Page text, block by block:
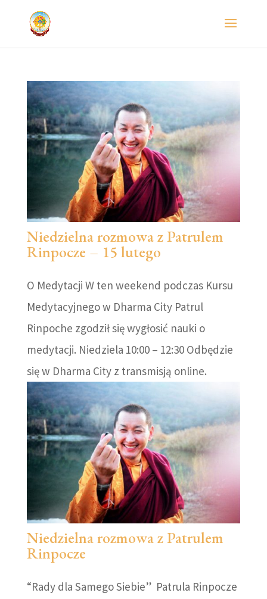
Niedzielna rozmowa z Patrulem
Rinpocze – 15 lutego
O Medytacji W ten weekend podczas Kursu
Medytacyjnego w Dharma City Patrul
Rinpoche zgodził się wygłosić nauki o
medytacji. Niedziela 10:00 – 12:30 Odbędzie
się w Dharma City z transmisją online.
Niedzielna rozmowa z Patrulem
Rinpocze
“Rady dla Samego Siebie” Patrula Rinpocze